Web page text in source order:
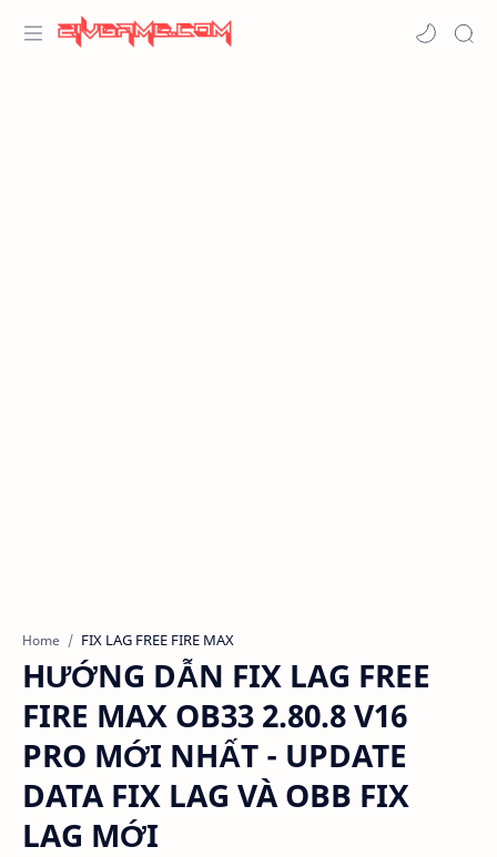
Home FIX LAG FREE FIRE MAX
HƯỚNG DẪN FIX LAG FREE
FIRE MAX OB33 2.80.8 V16
PRO MỚI NHẤT - UPDATE
DATA FIX LAG VÀ OBB FIX
LAG MỚI